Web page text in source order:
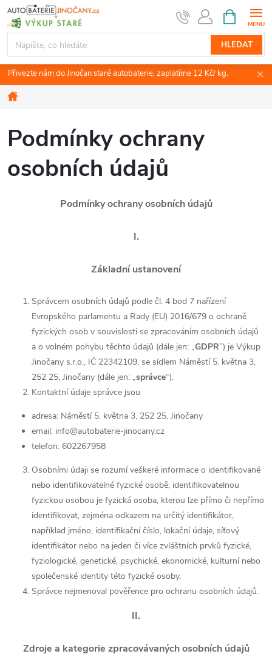
Přejít
na
obsah
HLEDAT
NÁKUPNÍ
KOŠÍK
Přivezte nám do Jinočan staré autobaterie, zaplatíme 12 Kč/ kg.
Domů
Podmínky ochrany
osobních údajů
Podmínky ochrany osobních údajů
I.
Základní ustanovení
Správcem osobních údajů podle čl. 4 bod 7 nařízení
Evropského parlamentu a Rady (EU) 2016/679 o ochraně
fyzických osob v souvislosti se zpracováním osobních údajů
a o volném pohybu těchto údajů (dále jen: „GDPR”) je Výkup
Jinočany s.r.o., IČ 22342109, se sídlem Náměstí 5. května 3,
252 25, Jinočany (dále jen: „správce“).
Kontaktní údaje správce jsou
adresa: Náměstí 5. května 3, 252 25, Jinočany
email: info@autobaterie-jinocany.cz
telefon: 602267958
Osobními údaji se rozumí veškeré informace o identifikované
nebo identifikovatelné fyzické osobě; identifikovatelnou
fyzickou osobou je fyzická osoba, kterou lze přímo či nepřímo
identifikovat, zejména odkazem na určitý identifikátor,
například jméno, identifikační číslo, lokační údaje, síťový
identifikátor nebo na jeden či více zvláštních prvků fyzické,
fyziologické, genetické, psychické, ekonomické, kulturní nebo
společenské identity této fyzické osoby.
Správce nejmenoval pověřence pro ochranu osobních údajů.
II.
Zdroje a kategorie zpracovávaných osobních údajů